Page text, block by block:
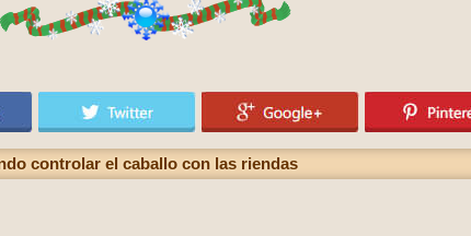
controlar el caballo con las riendas